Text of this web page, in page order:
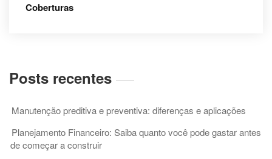
em
telhado
Coberturas
Posts recentes
Manutenção preditiva e preventiva: diferenças e aplicações
Planejamento Financeiro: Saiba quanto você pode gastar antes
de começar a construir